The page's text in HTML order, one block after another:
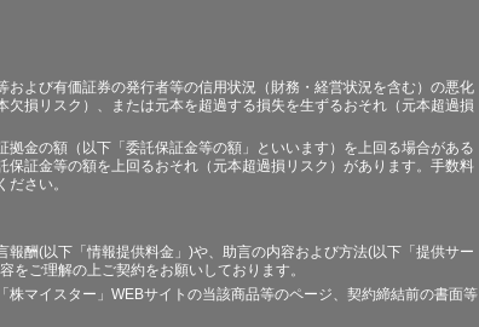
よび有価証券の発行者等の信用状況（財務・経営状況を含む）の悪化
損リスク）、または元本を超過する損失を生ずるおそれ（元本超過損
金の額（以下「委託保証金等の額」といいます）を上回る場合がある
証金等の額を上回るおそれ（元本超過損リスク）があります。手数料
さい。
酬(以下「情報提供料金」)や、助言の内容および方法(以下「提供サー
をご理解の上ご契約をお願いしております。
マイスター」WEBサイトの当該商品等のページ、契約締結前の書面等